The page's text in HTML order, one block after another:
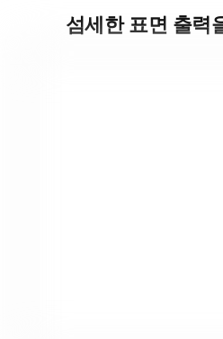
섬세한 표면 출력